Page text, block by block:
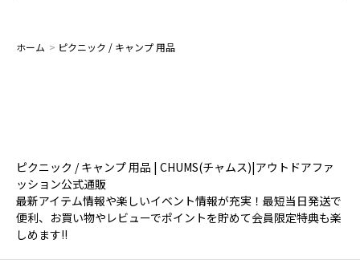
ホーム > ピクニック / キャンプ 用品
ピクニック / キャンプ 用品 | CHUMS(チャムス)|アウトドアファ
ッション公式通販
最新アイテム情報や楽しいイベント情報が充実！最短当日発送で
便利、お買い物やレビューでポイントを貯めて会員限定特典も楽
しめます!!